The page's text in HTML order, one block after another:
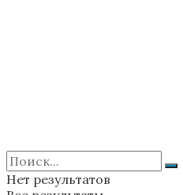
Нет результатов